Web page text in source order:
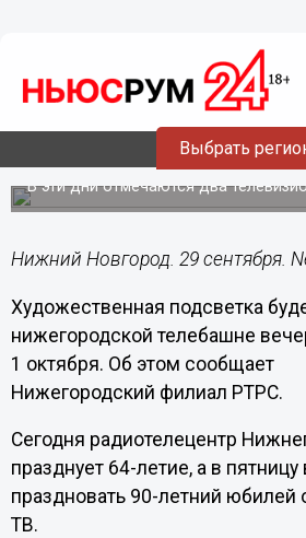
Выбрать
Подсветку включат на
Нижнем Новгороде 29
В эти дни отмечаются два
Нижний Новгород. 29 сентября.
Художественная подсветка
нижегородской телебашне
1 октября. Об этом сообщает
Нижегородский филиал РТРС.
Сегодня радиотелецентр
празднует 64-летие, а в пятницу
праздновать 90-летний юбилей
ТВ.